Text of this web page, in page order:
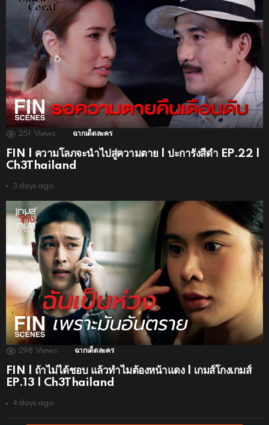
251 Views ฉากเด็ดละคร
FIN | ความโลภจะนำไปสู่ความตาย | ปะการังสีดำ EP.22 |
Ch3Thailand
3 days ago
298 Views ฉากเด็ดละคร
FIN | ถ้าไม่ได้ชอบ แล้วทำไมต้องหน้าแดง | เกมส์โกงเกมส์
EP.13 | Ch3Thailand
4 days ago